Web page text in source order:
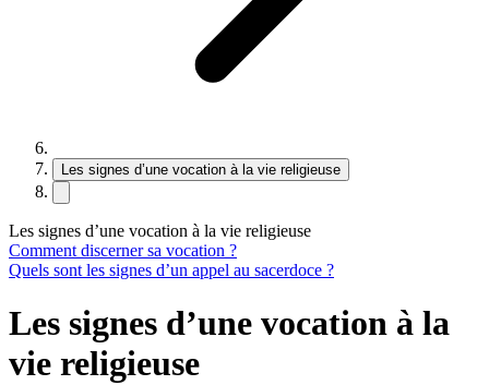
Les signes d’une vocation à la vie religieuse
Les signes d’une vocation à la vie religieuse
Comment discerner sa vocation ?
Quels sont les signes d’un appel au sacerdoce ?
Les signes d’une vocation à la
vie religieuse